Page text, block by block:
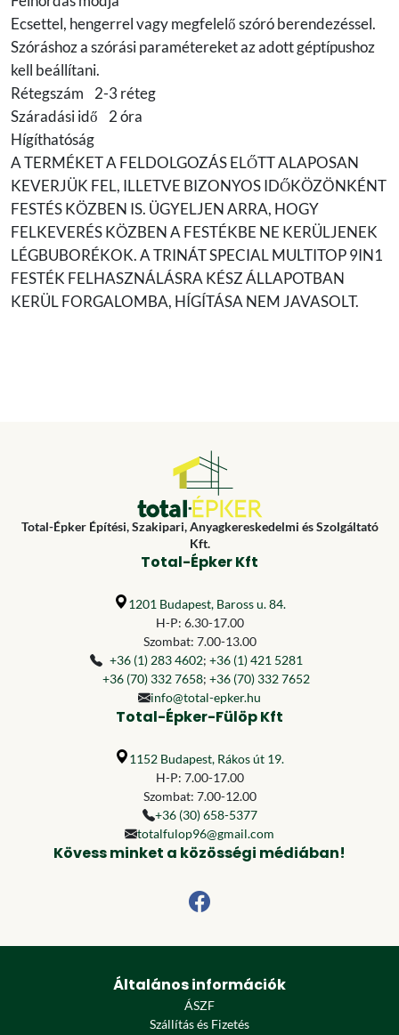
Ecsettel, hengerrel vagy megfelelő szóró berendezéssel.
Szóráshoz a szórási paramétereket az adott géptípushoz
kell beállítani.
Rétegszám 2-3 réteg
Száradási idő 2 óra
Hígíthatóság
A TERMÉKET A FELDOLGOZÁS ELŐTT ALAPOSAN
KEVERJÜK FEL, ILLETVE BIZONYOS IDŐKÖZÖNKÉNT
FESTÉS KÖZBEN IS. ÜGYELJEN ARRA, HOGY
FELKEVERÉS KÖZBEN A FESTÉKBE NE KERÜLJENEK
LÉGBUBORÉKOK. A TRINÁT SPECIAL MULTITOP 9IN1
FESTÉK FELHASZNÁLÁSRA KÉSZ ÁLLAPOTBAN
KERÜL FORGALOMBA, HÍGÍTÁSA NEM JAVASOLT.
Total-Épker Építési, Szakipari, Anyagkereskedelmi és Szolgáltató
Kft.
Total-Épker Kft
1201 Budapest, Baross u. 84.
H-P: 6.30-17.00
Szombat: 7.00-13.00
+36 (1) 283 4602; +36 (1) 421 5281
+36 (70) 332 7658; +36 (70) 332 7652
info@total-epker.hu
Total-Épker-Fülöp Kft
1152 Budapest, Rákos út 19.
H-P: 7.00-17.00
Szombat: 7.00-12.00
+36 (30) 658-5377
totalfulop96@gmail.com
Kövess minket a közösségi médiában!
Általános információk
ÁSZF
Szállítás és Fizetés